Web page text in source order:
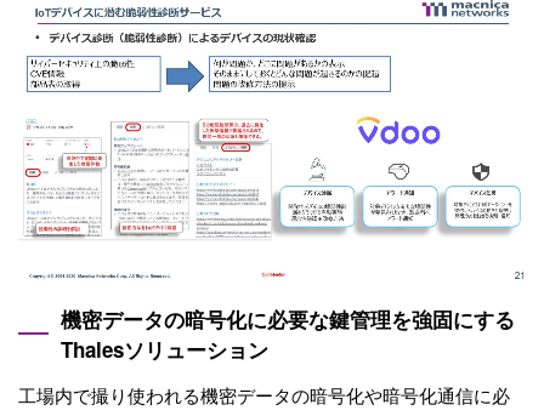
機密データの暗号化に必要な鍵管理を強固にする
Thalesソリューション
工場内で撮り使われる機密データの暗号化や暗号化通信に必